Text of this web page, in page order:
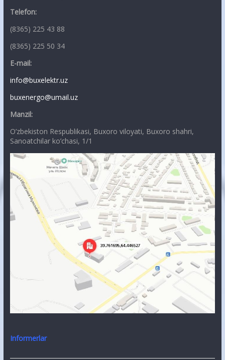
Telefon:
(8365) 225 43 88
(8365) 225 50 34
E-mail:
info@buxelektr.uz
buxenergo@umail.uz
Manzil:
O’zbekiston Respublikasi, Buxoro viloyati, Buxoro shahri,
Sanoatchilar ko’chasi, 1/1
Informerlar